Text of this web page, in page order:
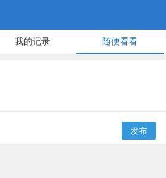
我的记录 随便看看
发布